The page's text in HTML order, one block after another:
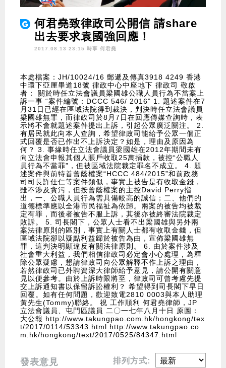
何君堯致律政司公開信 請share
出去要求袁國強回應！
2017.08.13 23:15 時事 何君堯
本處檔案：JH/10024/16 郵遞及傳真3918 4249 香港
中環下亞厘畢道18號 律政中心中座地下 律政司 敬啟
者： 關於時任立法會議員梁國雄公職人員行為不當案上
訴一事 “案件編號：DCCC 546/ 2016” 1. 題述案件在7
月31日已經在區域法院得到裁決，判決時任立法會議員
梁國雄無罪，而律政司於8月7日在回應傳媒查詢時，表
示將不會就題述案件提出上訴，引起公眾廣泛關注。 2.
有居民就此向本人查詢，希望律政司能給予公眾一個正
式回覆是否已作出不上訴決定？如是，理由及原因為
何？ 3. 事緣時任立法會議員梁國雄在2012年期間未有
向立法會申報其個人賬戶收取25萬捐款，被控“公職人
員行為不當罪”，但被區域法院裁定罪名不成立。 4. 題
述案件與前特首曾蔭權案“HCCC 484/2015”和前政務
司司長許仕仁等案件類似，事實上被告是有收取金錢，
雖不涉及貪污，但按曾蔭權案的主控David Perry指
出，一、公職人員行為需具備較高的誠信；二、他們的
道德標準應以全港市民福祉為依歸。兩案的被告均被裁
定有罪，而後者被告不服上訴，其後亦被終審法院裁定
敗訴。 5. 司長閣下，公眾人士看不出梁國雄與另外兩
案法律原則的區別，事實上有關人士都有收取金錢，但
區域法院卻以疑點利益歸於被告為由，宣佈梁國雄無
罪，這判決明顯違反有關法律原則。 6. 由於案件涉及
社會重大利益，我們相信律政司必定會小心處理，為釋
除公眾疑慮，懇請律政司向公眾解釋不作上訴之理由，
若然律政司已外聘資深大律師給予意見，請公開有關意
見以便參考。由於上訴時限將至，律政司可曾考慮先提
交上訴通知書以保留訴訟權利？ 希望得到司長閣下早日
回覆。如有任何問題，歡迎致電2810 0003與本人助理
黃先生(Tommy)聯絡。 祝 工作順利 何君堯律師，JP
立法會議員、屯門區議員 二〇一七年八月十日 原圖：
大公報 http://www.takungpao.com.hk/hongkong/tex
t/2017/0114/53343.html http://www.takungpao.co
m.hk/hongkong/text/2017/0525/84347.html
發表意見 排列方式: